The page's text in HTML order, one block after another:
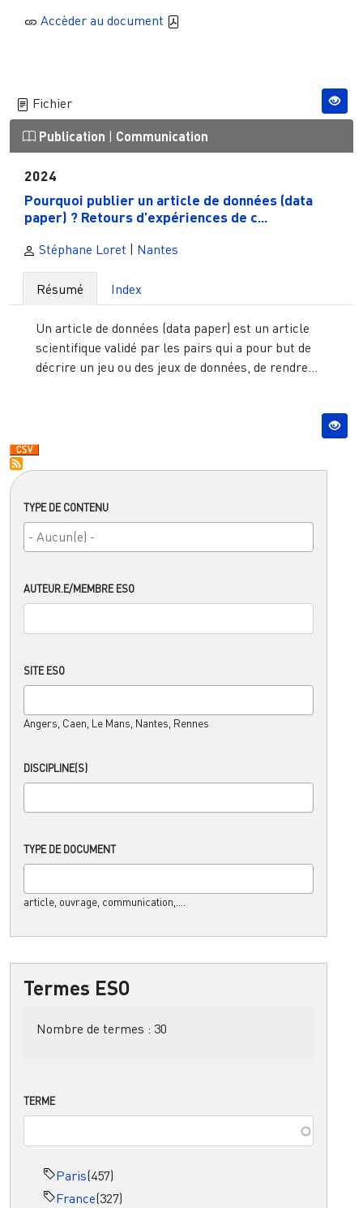
TYPE DE CONTENU
AUTEUR.E/MEMBRE ESO
SITE ESO
Angers, Caen, Le Mans, Nantes, Rennes
DISCIPLINE(S)
TYPE DE DOCUMENT
article, ouvrage, communication,....
Termes ESO
Nombre de termes : 30
TERME
Paris(457)
France(327)
Accèder au document
Fichier
Publication Communication
2024
Pourquoi publier un article de données (data
paper) ? Retours d’expériences de c...
Stéphane Loret | Nantes
Résumé Index
Un article de données (data paper) est un article
scientifique validé par les pairs qui a pour but de
décrire un jeu ou des jeux de données, de rendre...